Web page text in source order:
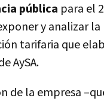
pública para el
y analizar
tarifaria que
AySA.
de la empresa